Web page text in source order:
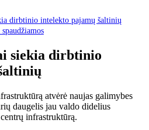
dirbtinio intelekto pajamų šaltinių
siekia dirbtinio
atvėrė naujas galimybes
daugelis jau valdo didelius
infrastruktūrą.